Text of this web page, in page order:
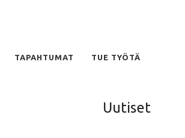
TAPAHTUMAT TUE TYÖTÄ
Uutiset